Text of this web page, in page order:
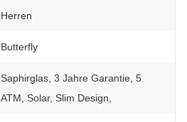
Herren
Butterfly
Saphirglas, 3 Jahre Garantie, 5
ATM, Solar, Slim Design,